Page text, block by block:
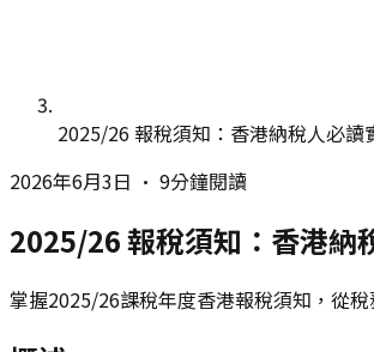
2025/26 報稅須知：香港納稅人必讀
2026年6月3日 • 9分鐘閱讀
2025/26 報稅須知：香港納
掌握2025/26課稅年度香港報稅須知，從